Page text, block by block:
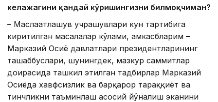
келажагини қандай кўришингизни билмоқчиман?
– Маслаҳатлашув учрашувлари кун тартибига
киритилган масалалар кўлами, ҳамкасбларим –
Марказий Осиё давлатлари президентларининг
ташаббуслари, шунингдек, мазкур саммитлар
доирасида ташкил этилган тадбирлар Марказий
Осиёда хавфсизлик ва барқарор тараққиёт ва
тинчликни таъминлаш асосий йўналиш эканини